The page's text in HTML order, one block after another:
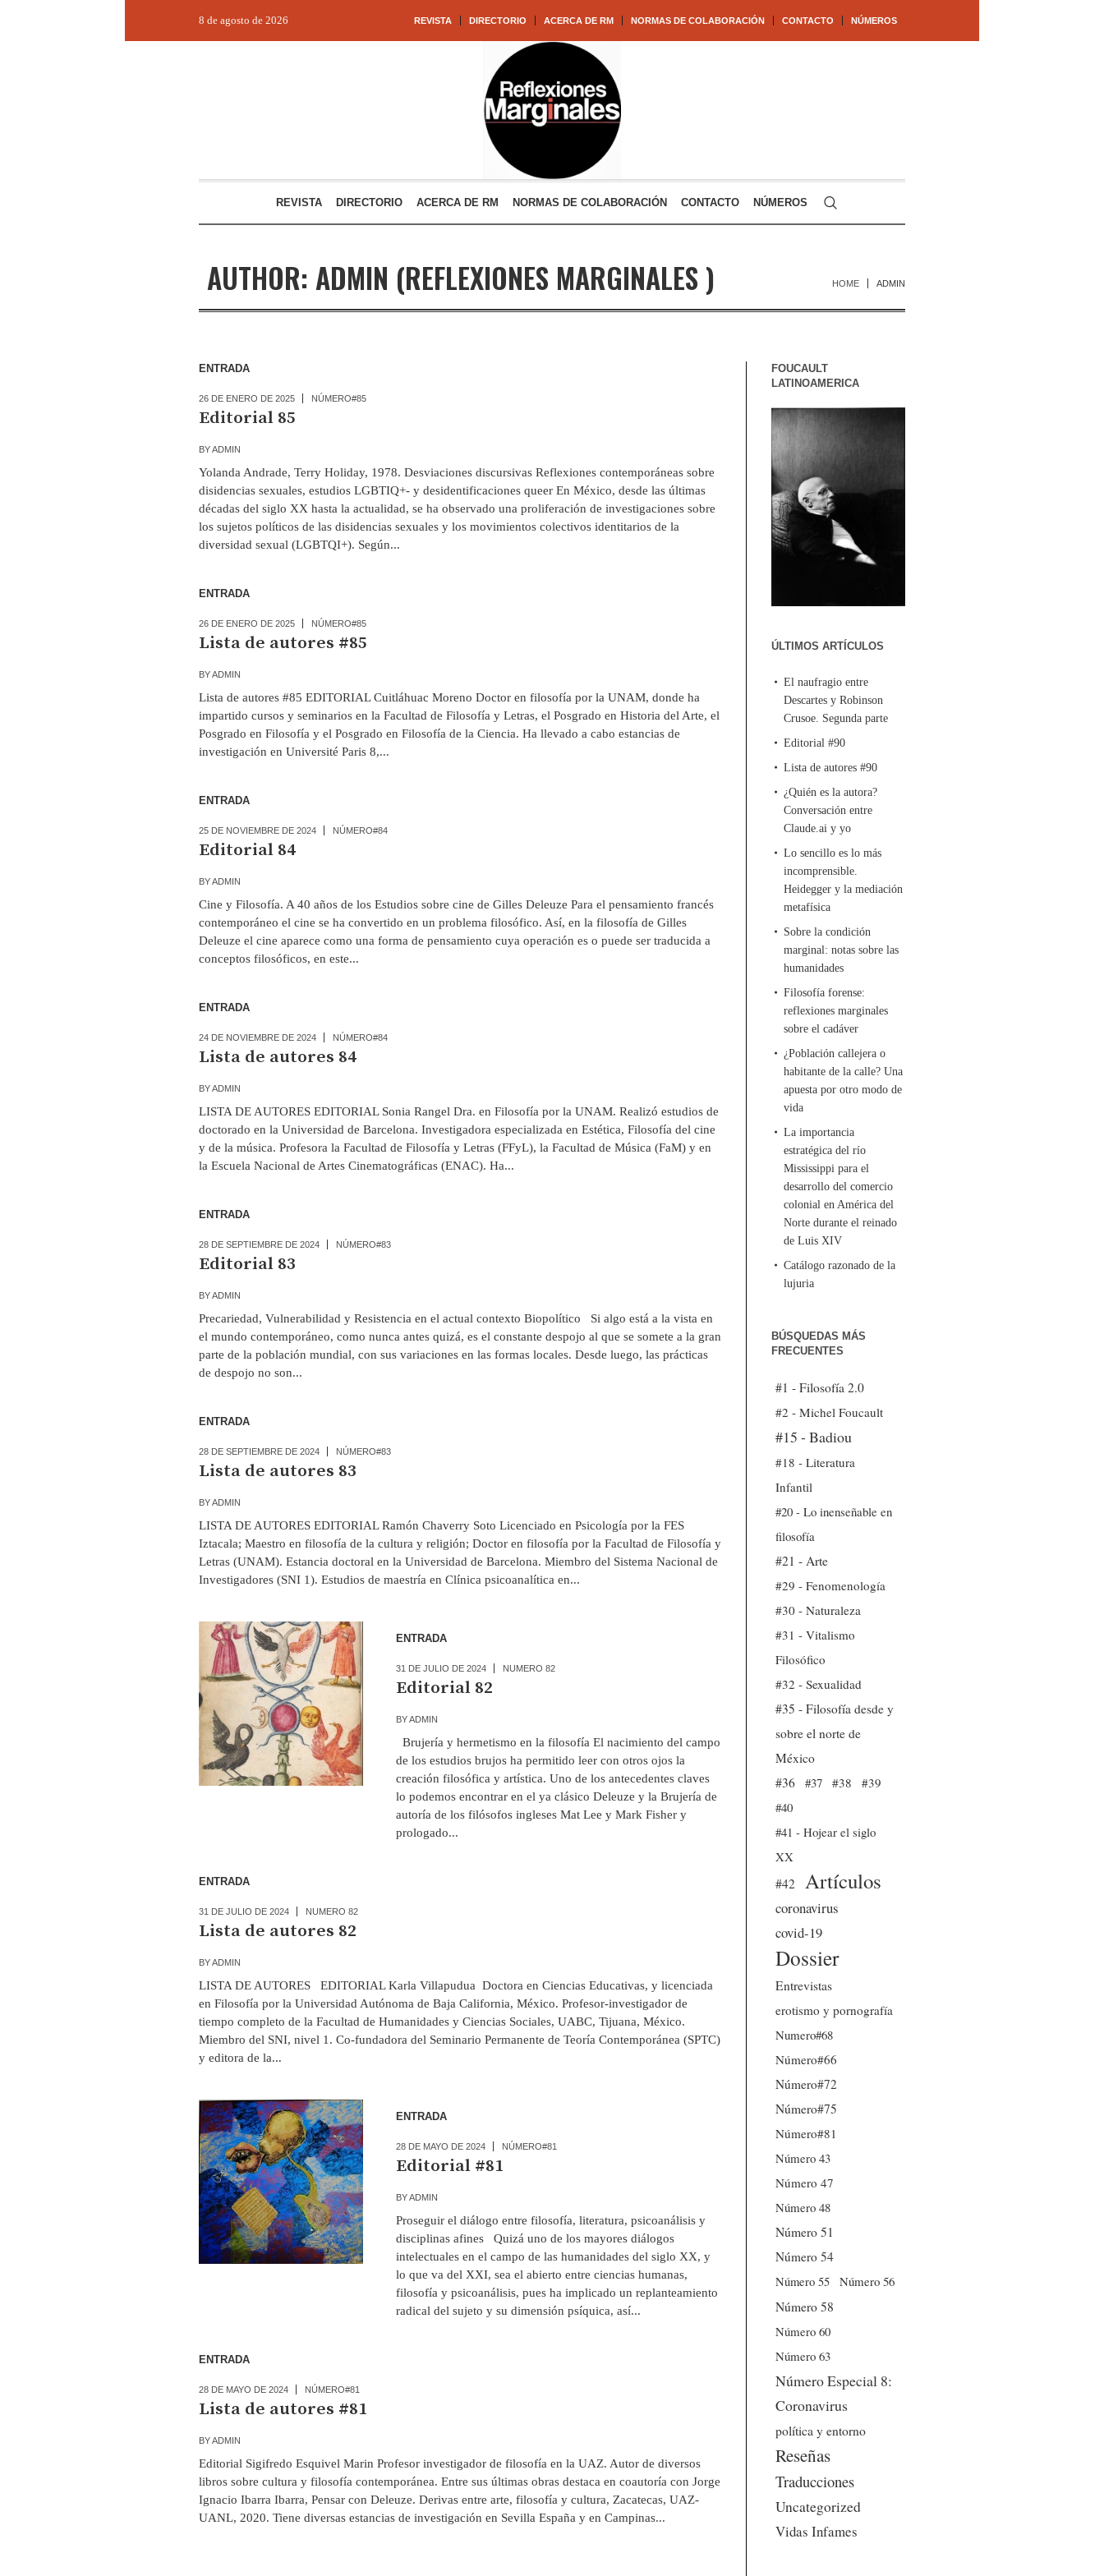
REVISTA DIRECTORIO ACERCA DE RM NORMAS DE COLABORACIÓN CONTACTO NÚMEROS
8 de agosto de 2026
REVISTA DIRECTORIO ACERCA DE RM NORMAS DE COLABORACIÓN CONTACTO NÚMEROS
AUTHOR: ADMIN (REFLEXIONES MARGINALES ) HOME ADMIN
ENTRADA
26 DE ENERO DE 2025 NÚMERO#85
Editorial 85
BYADMIN
Yolanda Andrade, Terry Holiday, 1978. Desviaciones discursivas Reflexiones contemporáneas sobre
disidencias sexuales, estudios LGBTIQ+- y desidentificaciones queer En México, desde las últimas
décadas del siglo XX hasta la actualidad, se ha observado una proliferación de investigaciones sobre
los sujetos políticos de las disidencias sexuales y los movimientos colectivos identitarios de la
diversidad sexual (LGBTQI+). Según...
ENTRADA
26 DE ENERO DE 2025 NÚMERO#85
Lista de autores #85
BYADMIN
Lista de autores #85 EDITORIAL Cuitláhuac Moreno Doctor en filosofía por la UNAM, donde ha
impartido cursos y seminarios en la Facultad de Filosofía y Letras, el Posgrado en Historia del Arte, el
Posgrado en Filosofía y el Posgrado en Filosofía de la Ciencia. Ha llevado a cabo estancias de
investigación en Université Paris 8,...
ENTRADA
25 DE NOVIEMBRE DE 2024 NÚMERO#84
Editorial 84
BYADMIN
Cine y Filosofía. A 40 años de los Estudios sobre cine de Gilles Deleuze Para el pensamiento francés
contemporáneo el cine se ha convertido en un problema filosófico. Así, en la filosofía de Gilles
Deleuze el cine aparece como una forma de pensamiento cuya operación es o puede ser traducida a
conceptos filosóficos, en este...
ENTRADA
24 DE NOVIEMBRE DE 2024 NÚMERO#84
Lista de autores 84
BYADMIN
LISTA DE AUTORES EDITORIAL Sonia Rangel Dra. en Filosofía por la UNAM. Realizó estudios de
doctorado en la Universidad de Barcelona. Investigadora especializada en Estética, Filosofía del cine
y de la música. Profesora la Facultad de Filosofía y Letras (FFyL), la Facultad de Música (FaM) y en
la Escuela Nacional de Artes Cinematográficas (ENAC). Ha...
ENTRADA
28 DE SEPTIEMBRE DE 2024 NÚMERO#83
Editorial 83
BYADMIN
Precariedad, Vulnerabilidad y Resistencia en el actual contexto Biopolítico Si algo está a la vista en
el mundo contemporáneo, como nunca antes quizá, es el constante despojo al que se somete a la gran
parte de la población mundial, con sus variaciones en las formas locales. Desde luego, las prácticas
de despojo no son...
ENTRADA
28 DE SEPTIEMBRE DE 2024 NÚMERO#83
Lista de autores 83
BYADMIN
LISTA DE AUTORES EDITORIAL Ramón Chaverry Soto Licenciado en Psicología por la FES
Iztacala; Maestro en filosofía de la cultura y religión; Doctor en filosofía por la Facultad de Filosofía y
Letras (UNAM). Estancia doctoral en la Universidad de Barcelona. Miembro del Sistema Nacional de
Investigadores (SNI 1). Estudios de maestría en Clínica psicoanalítica en...
ENTRADA
31 DE JULIO DE 2024 NUMERO 82
Editorial 82
BYADMIN
Brujería y hermetismo en la filosofía El nacimiento del campo
de los estudios brujos ha permitido leer con otros ojos la
creación filosófica y artística. Uno de los antecedentes claves
lo podemos encontrar en el ya clásico Deleuze y la Brujería de
autoría de los filósofos ingleses Mat Lee y Mark Fisher y
prologado...
ENTRADA
31 DE JULIO DE 2024 NUMERO 82
Lista de autores 82
BYADMIN
LISTA DE AUTORES EDITORIAL Karla Villapudua Doctora en Ciencias Educativas, y licenciada
en Filosofía por la Universidad Autónoma de Baja California, México. Profesor-investigador de
tiempo completo de la Facultad de Humanidades y Ciencias Sociales, UABC, Tijuana, México.
Miembro del SNI, nivel 1. Co-fundadora del Seminario Permanente de Teoría Contemporánea (SPTC)
y editora de la...
ENTRADA
28 DE MAYO DE 2024 NÚMERO#81
Editorial #81
BYADMIN
Proseguir el diálogo entre filosofía, literatura, psicoanálisis y
disciplinas afines Quizá uno de los mayores diálogos
intelectuales en el campo de las humanidades del siglo XX, y
lo que va del XXI, sea el abierto entre ciencias humanas,
filosofía y psicoanálisis, pues ha implicado un replanteamiento
radical del sujeto y su dimensión psíquica, así...
ENTRADA
28 DE MAYO DE 2024 NÚMERO#81
Lista de autores #81
BYADMIN
Editorial Sigifredo Esquivel Marin Profesor investigador de filosofía en la UAZ. Autor de diversos
libros sobre cultura y filosofía contemporánea. Entre sus últimas obras destaca en coautoría con Jorge
Ignacio Ibarra Ibarra, Pensar con Deleuze. Derivas entre arte, filosofía y cultura, Zacatecas, UAZ-
UANL, 2020. Tiene diversas estancias de investigación en Sevilla España y en Campinas...
FOUCAULT
LATINOAMERICA
ÚLTIMOS ARTÍCULOS
El naufragio entre
Descartes y Robinson
Crusoe. Segunda parte
Editorial #90
Lista de autores #90
¿Quién es la autora?
Conversación entre
Claude.ai y yo
Lo sencillo es lo más
incomprensible.
Heidegger y la mediación
metafísica
Sobre la condición
marginal: notas sobre las
humanidades
Filosofía forense:
reflexiones marginales
sobre el cadáver
¿Población callejera o
habitante de la calle? Una
apuesta por otro modo de
vida
La importancia
estratégica del río
Mississippi para el
desarrollo del comercio
colonial en América del
Norte durante el reinado
de Luis XIV
Catálogo razonado de la
lujuria
BÚSQUEDAS MÁS
FRECUENTES
#1 - Filosofía 2.0
#2 - Michel Foucault
#15 - Badiou
#18 - Literatura
Infantil
#20 - Lo inenseñable en
filosofía
#21 - Arte
#29 - Fenomenología
#30 - Naturaleza
#31 - Vitalismo
Filosófico
#32 - Sexualidad
#35 - Filosofía desde y
sobre el norte de
México
#36
#37 #38
#39
#40
#41 - Hojear el siglo
XX
#42
Artículos
coronavirus
covid-19
Dossier
Entrevistas
erotismo y pornografía
Numero#68
Número#66
Número#72
Número#75
Número#81
Número 43
Número 47
Número 48
Número 51
Número 54
Número 55
Número 56
Número 58
Número 60
Número 63
Número Especial 8:
Coronavirus
política y entorno
Reseñas
Traducciones
Uncategorized
Vidas Infames